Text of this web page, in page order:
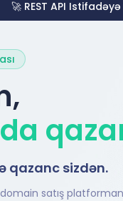
🚀 REST API
qazanc sizdən.
satış